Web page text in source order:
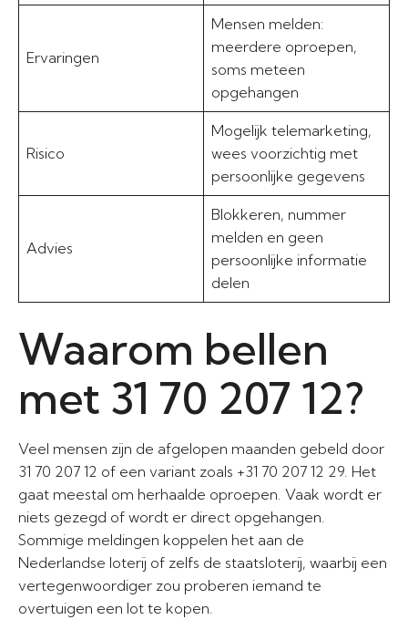
Ervaringen
Mensen melden:
meerdere oproepen,
soms meteen
opgehangen
Risico
Mogelijk telemarketing,
wees voorzichtig met
persoonlijke gegevens
Advies
Blokkeren, nummer
melden en geen
persoonlijke informatie
delen
Waarom bellen
met 31 70 207 12?
Veel mensen zijn de afgelopen maanden gebeld door
31 70 207 12 of een variant zoals +31 70 207 12 29. Het
gaat meestal om herhaalde oproepen. Vaak wordt er
niets gezegd of wordt er direct opgehangen.
Sommige meldingen koppelen het aan de
Nederlandse loterij of zelfs de staatsloterij, waarbij een
vertegenwoordiger zou proberen iemand te
overtuigen een lot te kopen.